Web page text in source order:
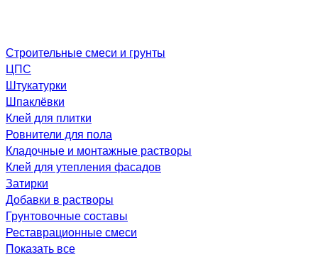
Строительные смеси и грунты
ЦПС
Штукатурки
Шпаклёвки
Клей для плитки
Ровнители для пола
Кладочные и монтажные растворы
Клей для утепления фасадов
Затирки
Добавки в растворы
Грунтовочные составы
Реставрационные смеси
Показать все